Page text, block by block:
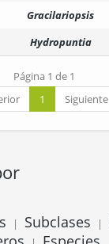
Gracilariopsis
Hydropuntia
Página 1 de 1
1 Siguiente
| Subclases |